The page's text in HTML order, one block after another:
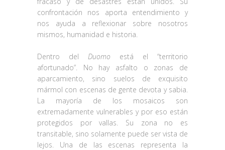
confrontación nos aporta entendimiento y
nos ayuda a reflexionar sobre nosotros
mismos, humanidad e historia.
Dentro del Duomo está el “territorio
afortunado”. No hay asfalto o zonas de
aparcamiento, sino suelos de exquisito
mármol con escenas de gente devota y sabia.
La mayoría de los mosaicos son
extremadamente vulnerables y por eso están
protegidos por vallas. Su zona no es
transitable, sino solamente puede ser vista de
lejos. Una de las escenas representa la